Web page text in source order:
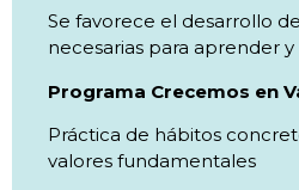
Se favorece el desarrollo
necesarias para aprender
Programa Crecemos en
Práctica de hábitos
valores fundamentales